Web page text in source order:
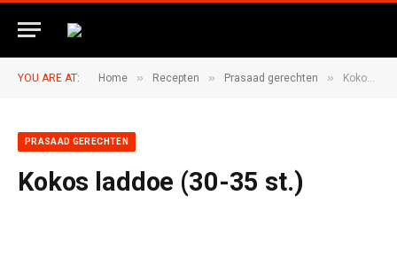
YOU ARE AT: Home » Recepten » Prasaad gerechten » Kokos laddoe (30-35 st.)
PRASAAD GERECHTEN
Kokos laddoe (30-35 st.)